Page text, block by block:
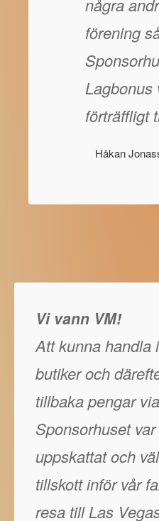
några
förening
Lagbonus
förträffligt
Håkan
Vi vann VM!
Att kunna handla
butiker och
tillbaka pengar via
Sponsorhuset
uppskattat och
tillskott inför vår
resa till Las